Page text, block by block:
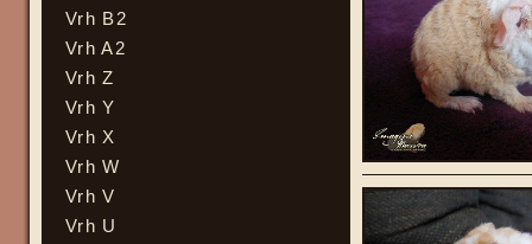
Vrh B2
Vrh A2
Vrh Z
Vrh Y
Vrh X
Vrh W
Vrh V
Vrh U